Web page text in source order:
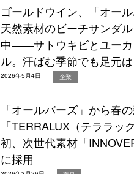
ゴールドウイン、「オー
天然素材のビーチサンダ
中――サトウキビとユーカ
ル。汗ばむ季節でも足元
2026年5月4日 企業
「オールバーズ」から春
「TERRALUX（テララ
初、次世代素材「
に採用